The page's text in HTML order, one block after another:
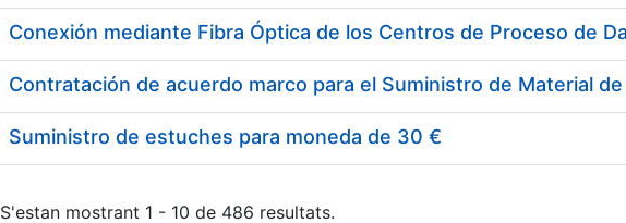
Suministro de estuches para moneda de 30 €
S'estan mostrant 1 - 10 de 486 resultats.